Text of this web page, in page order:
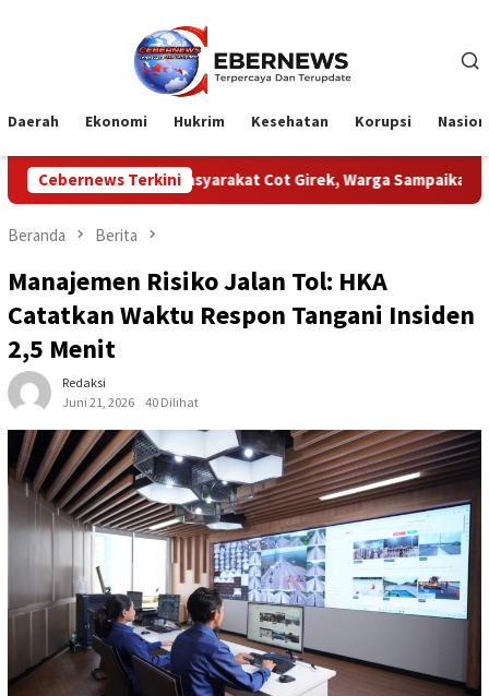
Daerah Ekonomi Hukrim Kesehatan Korupsi
Cebernews Terkini
Masyarakat Cot Girek, Warga Sampaikan Apresiasi
Beranda Berita
Manajemen Risiko Jalan Tol: HKA
Catatkan Waktu Respon Tangani Insiden
2,5 Menit
Redaksi
Juni 21, 2026
40 Dilihat